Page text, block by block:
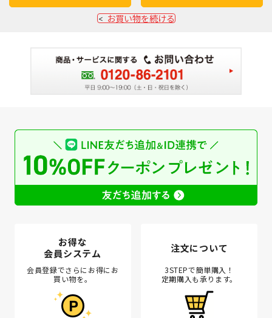
お得な
会員システム
会員登録でさらにお得にお
買い物を。
注文について
3STEPで簡単購入！
定期購入も承ります。